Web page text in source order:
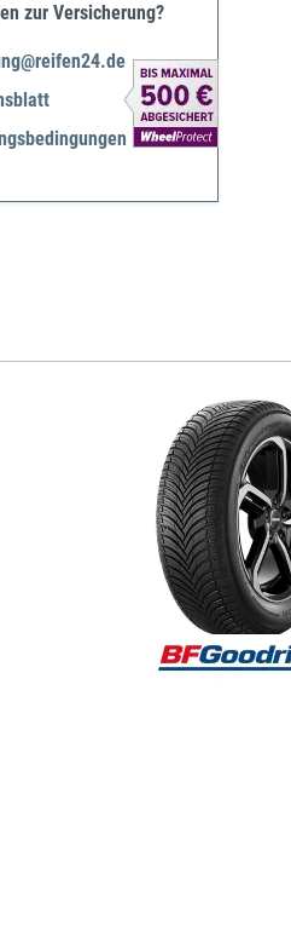
zur Versicherung?
anzeigen